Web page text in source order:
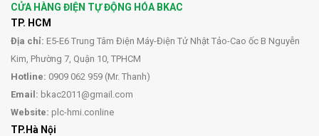
CỬA HÀNG ĐIỆN TỰ ĐỘNG HÓA BKAC
TP. HCM
Địa chỉ: E5-E6 Trung Tâm Điện Máy-Điện Tử Nhật Tảo-Cao ốc B Nguyễn
Kim, Phường 7, Quận 10, TPHCM
Hotline: 0909 062 959 (Mr. Thanh)
Email: bkac2011@gmail.com
Website: plc-hmi.conline
TP.Hà Nội